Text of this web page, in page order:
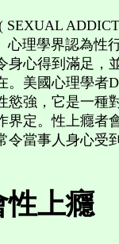
心理學界認為性
身心得到滿足，
美國心理學者
慾強，它是一種
界定。性上癮者
令當事人身心受
性上癮